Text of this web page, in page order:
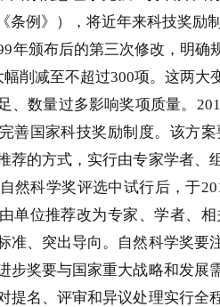
条例》），将近年来科技奖励
年颁布后的第三次修改，明确
幅削减至不超过300项。这两大
、数量过多影响奖项质量。
善国家科技奖励制度。该方
荐的方式，实行由专家学者
然科学奖评选中试行后，于
单位推荐改为专家、学者、
准、突出导向。自然科学奖
步奖要与国家重大战略和发
提名、评审和异议处理实行